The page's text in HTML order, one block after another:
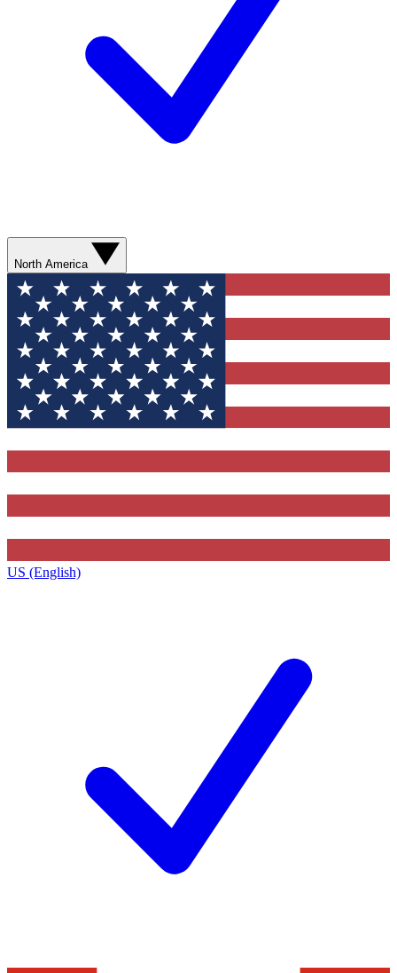
North America
US (English)